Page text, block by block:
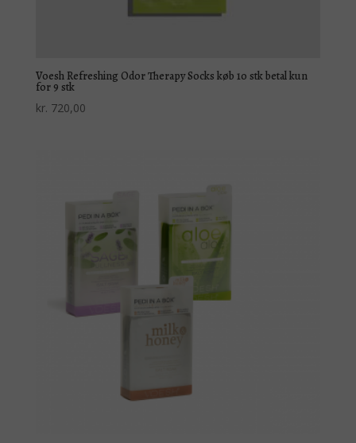
Voesh Refreshing Odor Therapy Socks køb 10 stk betal kun
for 9 stk
kr. 720,00